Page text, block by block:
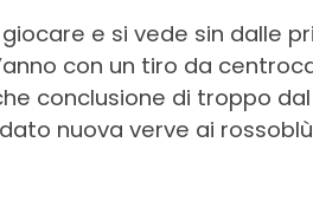
e si vede sin dalle
con un tiro da
conclusione di troppo
nuova verve ai